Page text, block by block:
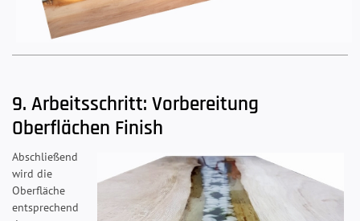
9. Arbeitsschritt: Vorbereitung
Oberflächen Finish
Abschließend
wird die
Oberfläche
entsprechend